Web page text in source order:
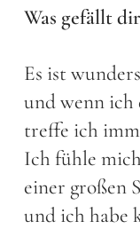
Was gefällt
Es ist
und wenn ich
treffe ich
Ich fühle
einer großen
und ich habe